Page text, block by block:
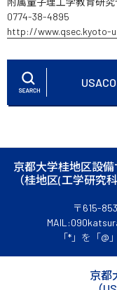
0774-38-4895
http://www.qsec.kyoto-
京都大学桂地区設
（桂地区(工学研究
〒615-
「*」を「@
京都